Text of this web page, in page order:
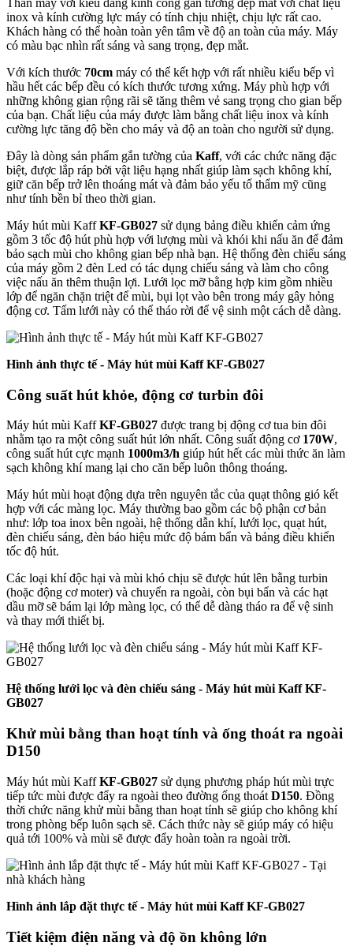
Thân máy với kiểu dáng kính cong gắn tường đẹp mắt với chất liệu
inox và kính cường lực máy có tính chịu nhiệt, chịu lực rất cao.
Khách hàng có thể hoàn toàn yên tâm về độ an toàn của máy. Máy
có màu bạc nhìn rất sáng và sang trọng, đẹp mắt.
Với kích thước 70cm máy có thể kết hợp với rất nhiều kiểu bếp vì
hầu hết các bếp đều có kích thước tương xứng. Máy phù hợp với
những không gian rộng rãi sẽ tăng thêm vẻ sang trọng cho gian bếp
của bạn. Chất liệu của máy được làm bằng chất liệu inox và kính
cường lực tăng độ bền cho máy và độ an toàn cho người sử dụng.
Đây là dòng sản phẩm gắn tường của Kaff, với các chức năng đặc
biệt, được lắp ráp bởi vật liệu hạng nhất giúp làm sạch không khí,
giữ căn bếp trở lên thoáng mát và đảm bảo yếu tố thẩm mỹ cũng
như tính bền bỉ theo thời gian.
Máy hút mùi KaffKF-GB027 sử dụng bảng điều khiển cảm ứng
gồm 3 tốc độ hút phù hợp với lượng mùi và khói khi nấu ăn để đảm
bảo sạch mùi cho không gian bếp nhà bạn. Hệ thống đèn chiếu sáng
của máy gồm 2 đèn Led có tác dụng chiếu sáng và làm cho công
việc nấu ăn thêm thuận lợi. Lưới lọc mỡ bằng hợp kim gồm nhiều
lớp để ngăn chặn triệt để mùi, bụi lọt vào bên trong máy gây hỏng
động cơ. Tấm lưới này có thể tháo rời để vệ sinh một cách dễ dàng.
Hình ảnh thực tế - Máy hút mùi Kaff KF-GB027
Công suất hút khỏe, động cơ turbin đôi
Máy hút mùi KaffKF-GB027 được trang bị động cơ tua bin đôi
nhằm tạo ra một công suất hút lớn nhất. Công suất động cơ 170W,
công suất hút cực mạnh 1000m3/h giúp hút hết các mùi thức ăn làm
sạch không khí mang lại cho căn bếp luôn thông thoáng.
Máy hút mùi hoạt động dựa trên nguyên tắc của quạt thông gió kết
hợp với các màng lọc. Máy thường bao gồm các bộ phận cơ bản
như: lớp toa inox bên ngoài, hệ thống dẫn khí, lưới lọc, quạt hút,
đèn chiếu sáng, đèn báo hiệu mức độ bám bẩn và bảng điều khiển
tốc độ hút.
Các loại khí độc hại và mùi khó chịu sẽ được hút lên bằng turbin
(hoặc động cơ moter) và chuyển ra ngoài, còn bụi bẩn và các hạt
dầu mỡ sẽ bám lại lớp màng lọc, có thể dễ dàng tháo ra để vệ sinh
và thay mới thiết bị.
Hệ thống lưới lọc và đèn chiếu sáng - Máy hút mùi Kaff KF-
GB027
Khử mùi bằng than hoạt tính và ống thoát ra ngoài
D150
Máy hút mùi KaffKF-GB027 sử dụng phương pháp hút mùi trực
tiếp tức mùi được đẩy ra ngoài theo đường ống thoát D150. Đồng
thời chức năng khử mùi bằng than hoạt tính sẽ giúp cho không khí
trong phòng bếp luôn sạch sẽ. Cách thức này sẽ giúp máy có hiệu
quả tới 100% và mùi sẽ được đẩy hoàn toàn ra ngoài trời.
Hình ảnh lắp đặt thực tế - Máy hút mùi Kaff KF-GB027
Tiết kiệm điện năng và độ ồn không lớn